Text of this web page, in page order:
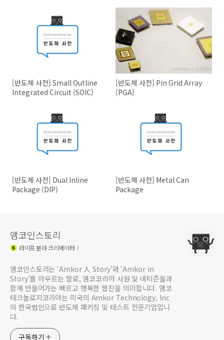
[반도체 사전] Small Outline
Integrated Circuit (SOIC)
[반도체 사전] Pin Grid Array
(PGA)
[반도체 사전] Dual Inline
Package (DIP)
[반도체 사전] Metal Can
Package
앰코인스토리
라이프분야 크리에이터
앰코인스토리는 ‘Amkor 人 Story’와 ‘Amkor in
Story’를 아우르는 말로, 앰코코리아 사원 및 네티즌들과
함께 만들어가는 빠르고 행복한 웹진을 의미합니다. 앰코
테크놀로지코리아는 미국의 Amkor Technology, Inc
의 한국법인으로 반도체 패키징 및 테스트 전문기업입니
다.
구독하기